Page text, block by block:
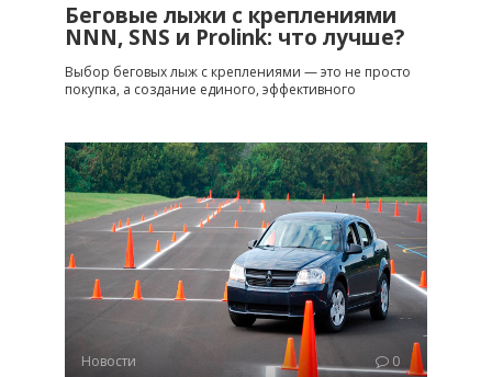
Беговые лыжи с креплениями
NNN, SNS и Prolink: что лучше?
Выбор беговых лыж с креплениями — это не просто
покупка, а создание единого, эффективного
Новости 0